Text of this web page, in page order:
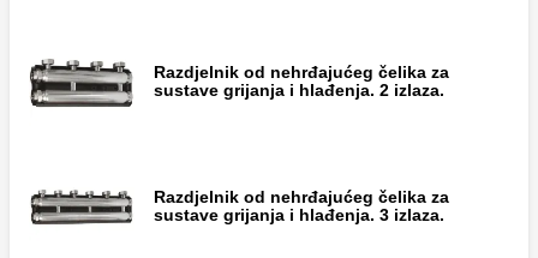
Par čepova s brtvama za izlaze koji se ne
koriste.
Par spojnica s brtvom.
Razdjelnik od nehrđajućeg čelika za
sustave grijanja i hlađenja. 2 izlaza.
Razdjelnik od nehrđajućeg čelika za
sustave grijanja i hlađenja. 3 izlaza.